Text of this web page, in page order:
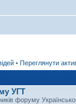
• Переглянути
УГТ
форуму